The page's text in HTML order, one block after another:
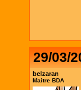
29/03/
belzaran
Maitre BDA